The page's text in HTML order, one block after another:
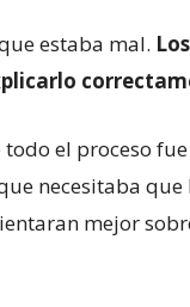
estaba mal.
el proceso
necesitaba que
mejor